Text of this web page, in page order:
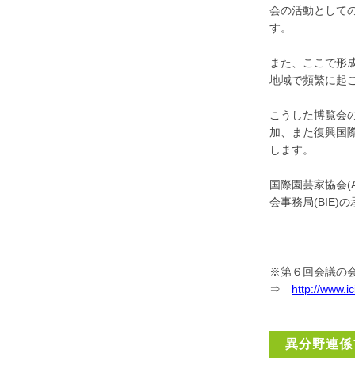
会の活動として
す。
また、ここで形
地域で頻繁に起
こうした博覧会
加、また復興国
します。
国際園芸家協会
会事務局(BIE)の
※第６回会議の
⇒ http://
異分野連